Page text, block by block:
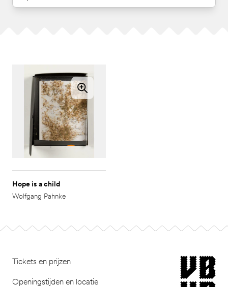
Hope is a child
Wolfgang Pahnke
Tickets en prijzen
Openingstijden en locatie
museum van